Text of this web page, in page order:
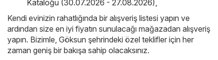
Kataloğu (30.07.2026 - 27.08.2026)
Kendi evinizin rahatlığında bir alışveriş listesi yapın ve
ardından size en iyi fiyatın sunulacağı mağazadan alışveriş
yapın. Bizimle, Göksun şehrindeki özel teklifler için her
zaman geniş bir bakışa sahip olacaksınız.